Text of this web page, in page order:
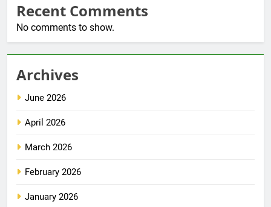
Recent Comments
No comments to show.
Archives
June 2026
April 2026
March 2026
February 2026
January 2026